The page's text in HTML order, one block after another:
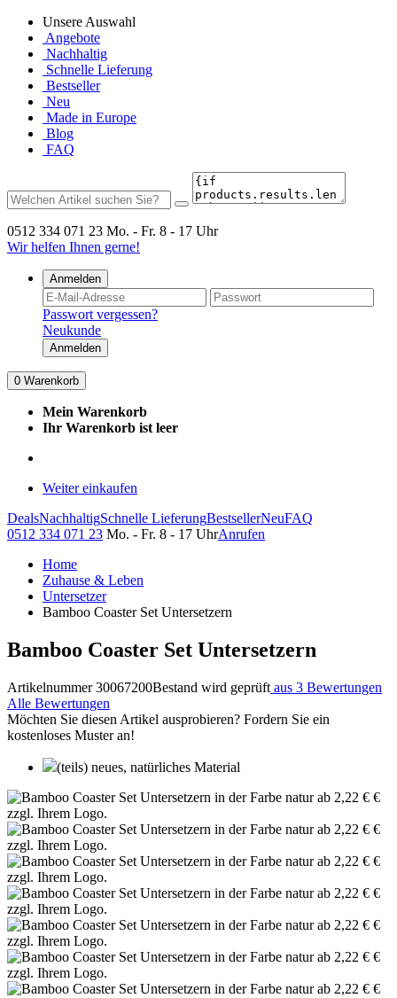
Unsere Auswahl
Angebote
Nachhaltig
Schnelle Lieferung
Bestseller
Neu
Made in Europe
Blog
FAQ
0512 334 071 23 Mo. - Fr. 8 - 17 Uhr
Wir helfen Ihnen gerne!
Anmelden
Passwort vergessen?
Neukunde
Anmelden
0 Warenkorb
Mein Warenkorb
Ihr Warenkorb ist leer
Weiter einkaufen
DealsNachhaltigSchnelle LieferungBestsellerNeuFAQ
0512 334 071 23 Mo. - Fr. 8 - 17 UhrAnrufen
Home
Zuhause & Leben
Untersetzer
Bamboo Coaster Set Untersetzern
Bamboo Coaster Set Untersetzern
Artikelnummer 30067200Bestand wird geprüft aus 3 Bewertungen
Alle Bewertungen
Möchten Sie diesen Artikel ausprobieren? Fordern Sie ein
kostenloses Muster an!
(teils) neues, natürliches Material